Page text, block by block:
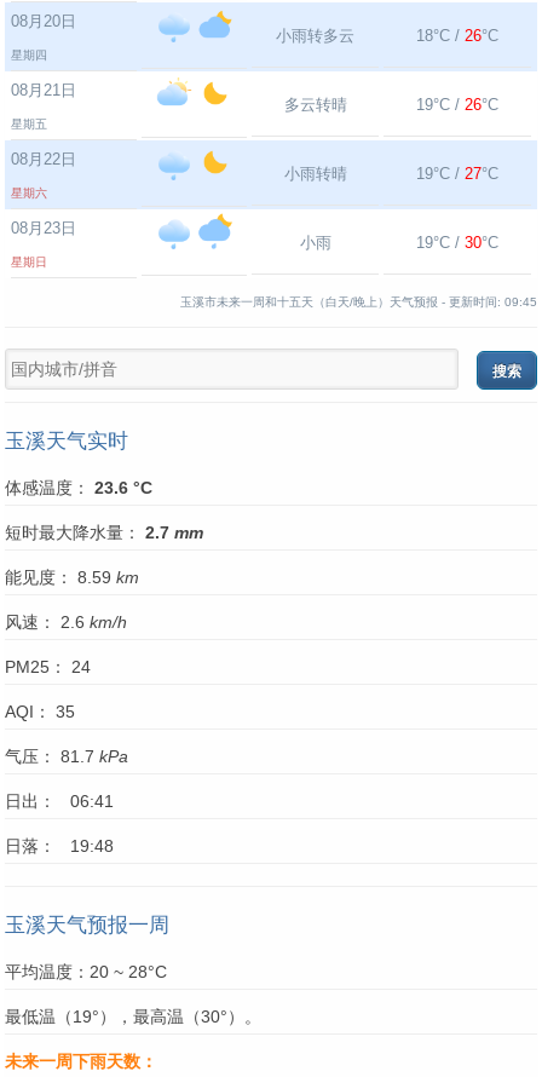
08月20日
星期四
小雨转多云 18°C / 26°C
08月21日
星期五
多云转晴 19°C / 26°C
08月22日
星期六
小雨转晴 19°C / 27°C
08月23日
星期日
小雨 19°C / 30°C
玉溪市未来一周和十五天（白天/晚上）天气预报 - 更新时间: 09:45
玉溪天气实时
体感温度： 23.6 °C
短时最大降水量： 2.7 mm
能见度： 8.59 km
风速： 2.6 km/h
PM25： 24
AQI： 35
气压： 81.7 kPa
日出： 06:41
日落： 19:48
玉溪天气预报一周
平均温度：20 ~ 28°C
最低温（19°），最高温（30°）。
未来一周下雨天数：